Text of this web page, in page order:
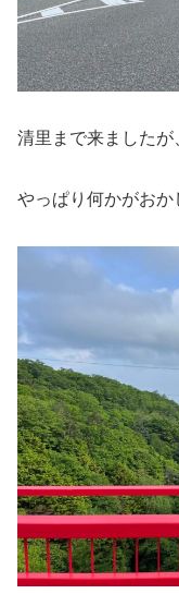
清里まで来ましたが
やっぱり何かがおか